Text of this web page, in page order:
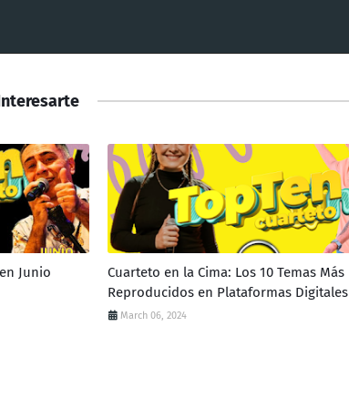
Junio
Cuarteto en la Cima: Los 10 Temas Más
Reproducidos en Plataformas Digitales
March 06, 2024